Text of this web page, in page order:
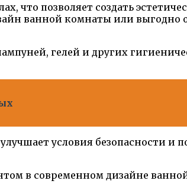
что позволяет создать
ванной комнаты или выгодно
гелей и других
условия безопасности и
в современном дизайне